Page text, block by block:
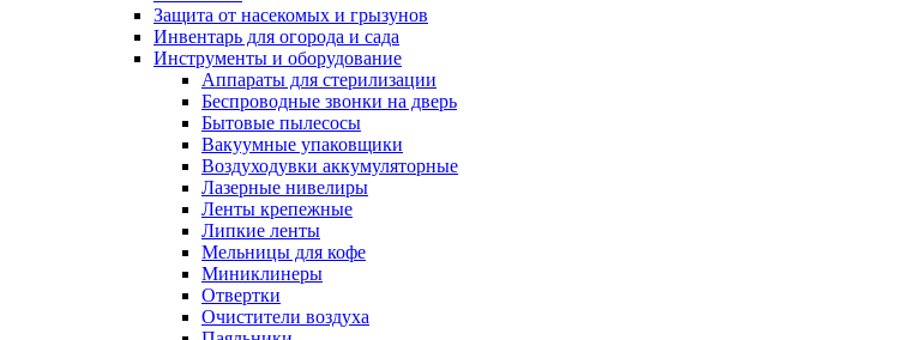
Защита от насекомых и грызунов
Инвентарь для огорода и сада
Инструменты и оборудование
Аппараты для стерилизации
Беспроводные звонки на дверь
Бытовые пылесосы
Вакуумные упаковщики
Воздуходувки аккумуляторные
Лазерные нивелиры
Ленты крепежные
Липкие ленты
Мельницы для кофе
Миниклинеры
Отвертки
Очистители воздуха